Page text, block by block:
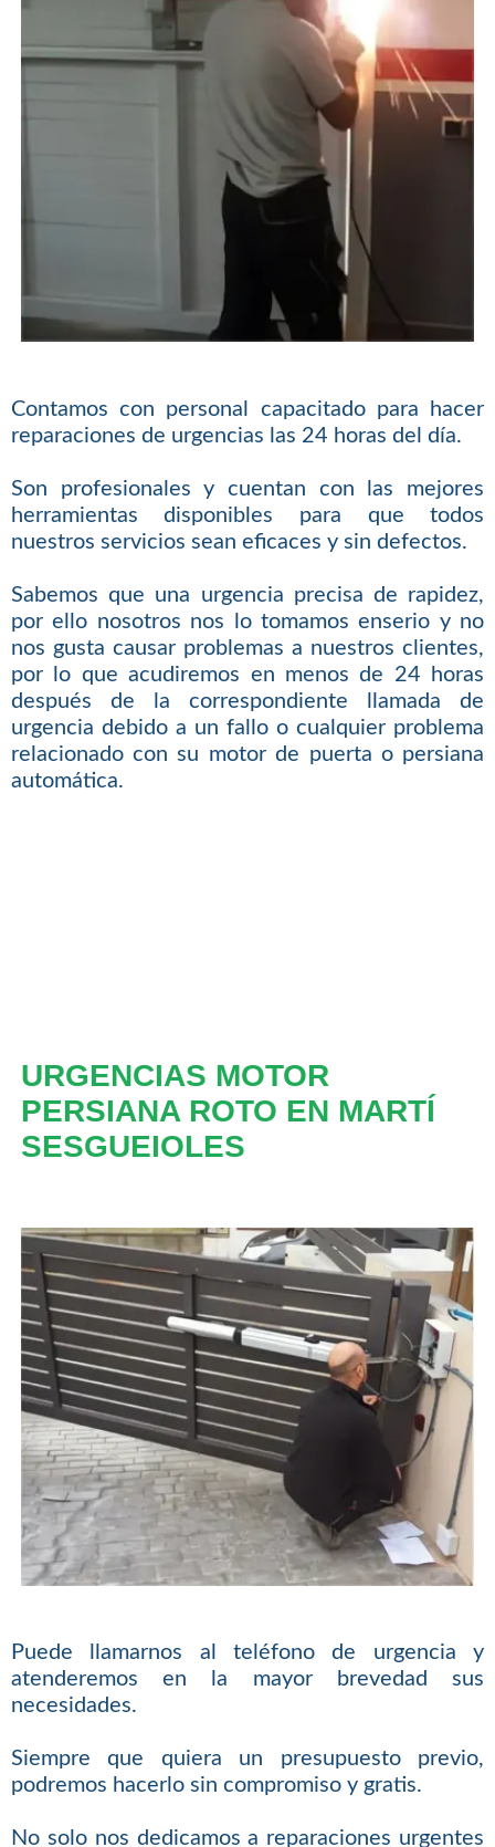
Contamos con personal capacitado para hacer
reparaciones de urgencias las 24 horas del día.
Son profesionales y cuentan con las mejores
herramientas disponibles para que todos
nuestros servicios sean eficaces y sin defectos.
Sabemos que una urgencia precisa de rapidez,
por ello nosotros nos lo tomamos enserio y no
nos gusta causar problemas a nuestros clientes,
por lo que acudiremos en menos de 24 horas
después de la correspondiente llamada de
urgencia debido a un fallo o cualquier problema
relacionado con su motor de puerta o persiana
automática.
URGENCIAS MOTOR
PERSIANA ROTO EN MARTÍ
SESGUEIOLES
Puede llamarnos al teléfono de urgencia y
atenderemos en la mayor brevedad sus
necesidades.
Siempre que quiera un presupuesto previo,
podremos hacerlo sin compromiso y gratis.
No solo nos dedicamos a reparaciones urgentes